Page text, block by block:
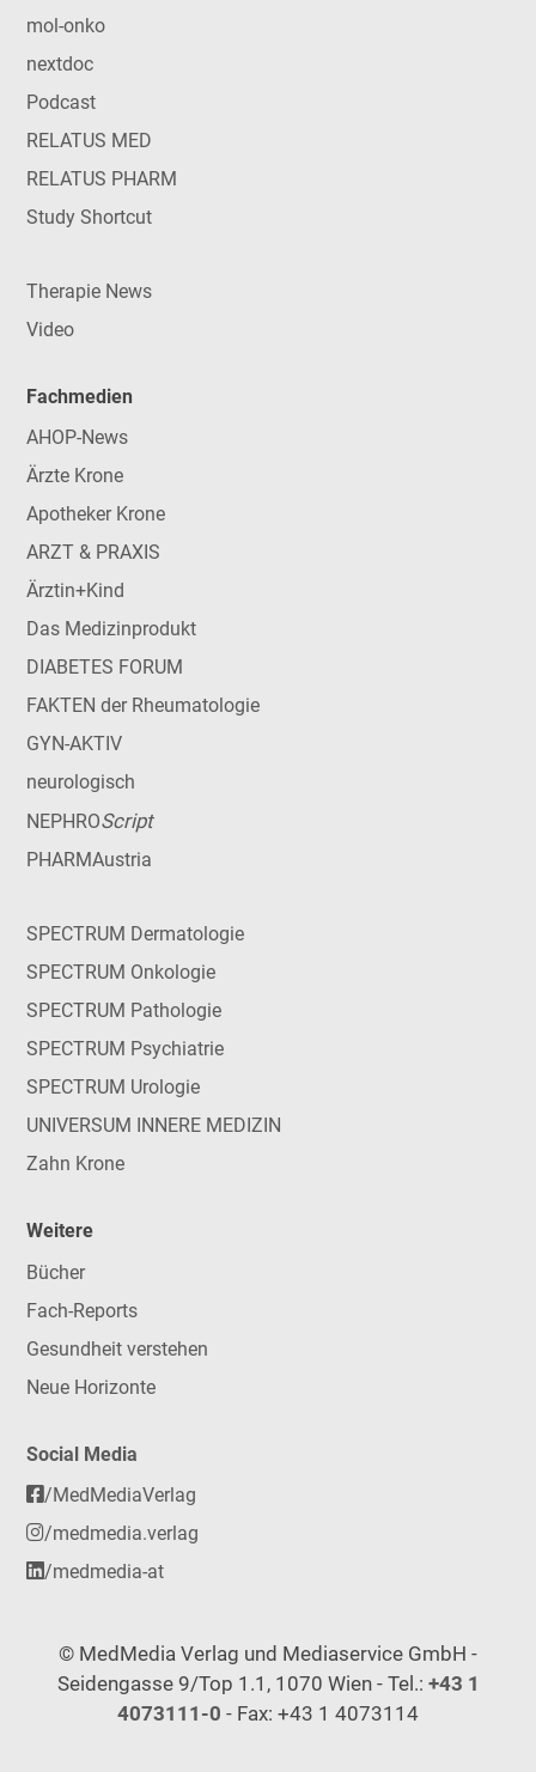
mol-onko
nextdoc
Podcast
RELATUS MED
RELATUS PHARM
Study Shortcut
Therapie News
Video
Fachmedien
AHOP-News
Ärzte Krone
Apotheker Krone
ARZT & PRAXIS
Ärztin+Kind
Das Medizinprodukt
DIABETES FORUM
FAKTEN der Rheumatologie
GYN-AKTIV
neurologisch
NEPHROScript
PHARMAustria
SPECTRUM Dermatologie
SPECTRUM Onkologie
SPECTRUM Pathologie
SPECTRUM Psychiatrie
SPECTRUM Urologie
UNIVERSUM INNERE MEDIZIN
Zahn Krone
Weitere
Bücher
Fach-Reports
Gesundheit verstehen
Neue Horizonte
Social Media
/MedMediaVerlag
/medmedia.verlag
/medmedia-at
© MedMedia Verlag und Mediaservice GmbH -
Seidengasse 9/Top 1.1, 1070 Wien - Tel.: +43 1
4073111-0 - Fax: +43 1 4073114